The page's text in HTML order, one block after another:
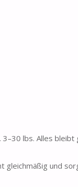
lbs. Alles
gleichmäßig und